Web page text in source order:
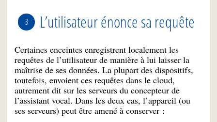
L’utilisateur énonce sa requête
Certaines enceintes enregistrent localement les
requêtes de l’utilisateur de manière à lui laisser la
maîtrise de ses données. La plupart des dispositifs,
toutefois, envoient ces requêtes dans le cloud,
autrement dit sur les serveurs du concepteur de
l’assistant vocal. Dans les deux cas, l’appareil (ou
ses serveurs) peut être amené à conserver :